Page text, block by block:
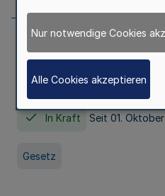
Gesetz über die
Nordrhein-
HG)
In Kraft Seit 01.
Gesetz
Nur notwendige Cookies
Alle Cookies akzeptieren